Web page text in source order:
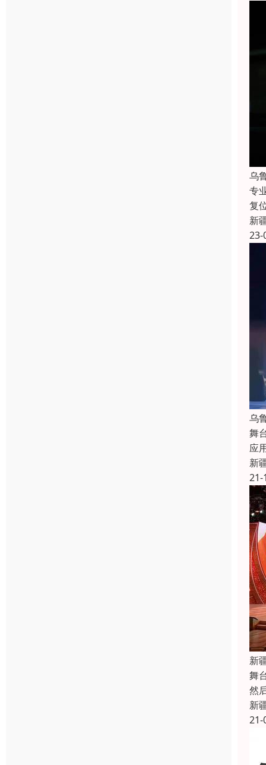
乌
专
复
新
23-
乌
舞
应
新
21-
新
舞
然
新
21-